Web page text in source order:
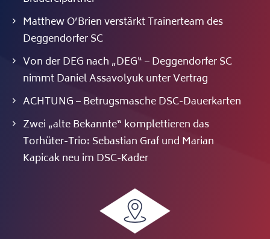
Matthew O’Brien verstärkt Trainerteam des
Deggendorfer SC
Von der DEG nach „DEG“ – Deggendorfer SC
nimmt Daniel Assavolyuk unter Vertrag
ACHTUNG – Betrugsmasche DSC-Dauerkarten
Zwei „alte Bekannte“ komplettieren das
Torhüter-Trio: Sebastian Graf und Marian
Kapicak neu im DSC-Kader